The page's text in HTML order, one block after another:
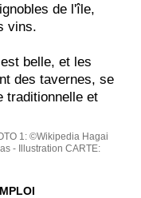
de l'île,
vins.
belle, et les
des tavernes, se
traditionnelle et
1: ©Wikipedia Hagai
- Illustration CARTE: